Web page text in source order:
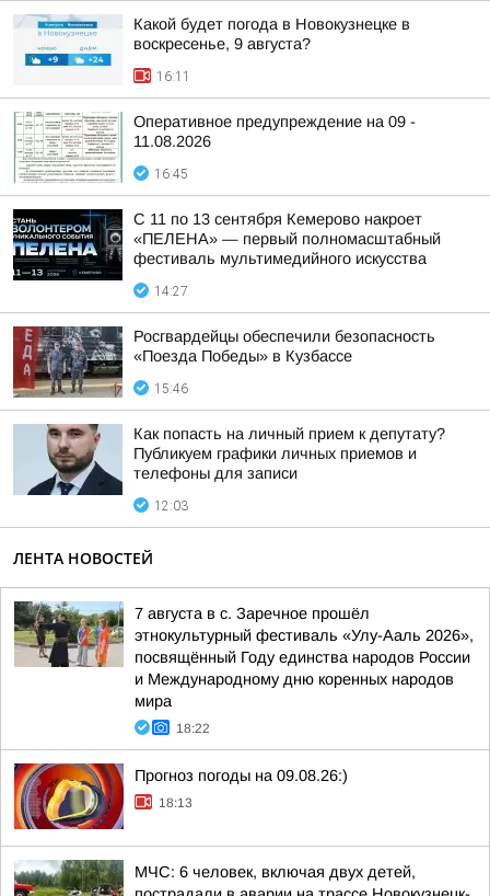
Какой будет погода в Новокузнецке в
воскресенье, 9 августа?
16:11
Оперативное предупреждение на 09 -
11.08.2026
16:45
С 11 по 13 сентября Кемерово накроет
«ПЕЛЕНА» — первый полномасштабный
фестиваль мультимедийного искусства
14:27
Росгвардейцы обеспечили безопасность
«Поезда Победы» в Кузбассе
15:46
Как попасть на личный прием к депутату?
Публикуем графики личных приемов и
телефоны для записи
12:03
ЛЕНТА НОВОСТЕЙ
7 августа в с. Заречное прошёл
этнокультурный фестиваль «Улу-Ааль 2026»,
посвящённый Году единства народов России
и Международному дню коренных народов
мира
18:22
Прогноз погоды на 09.08.26:)
18:13
МЧС: 6 человек, включая двух детей,